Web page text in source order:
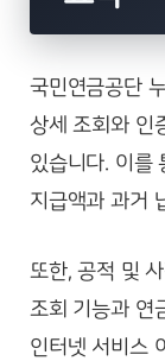
국민연금공단
상세 조회와 인
있습니다. 이를
지급액과 과거
또한, 공적 및
조회 기능과 연
인터넷 서비스